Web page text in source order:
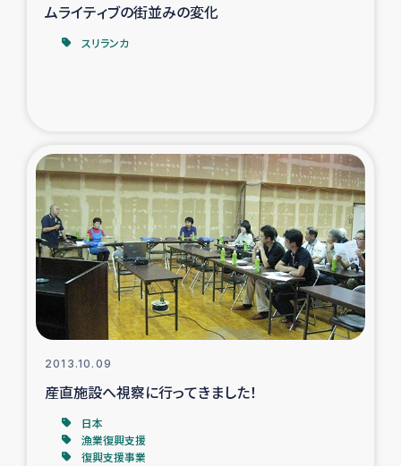
ムライティブの街並みの変化
スリランカ
2013.10.09
産直施設へ視察に行ってきました！
日本
漁業復興支援
復興支援事業